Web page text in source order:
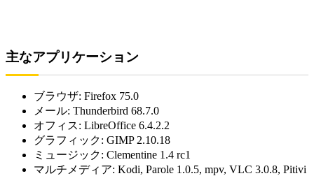
主なアプリケーション
ブラウザ: Firefox 75.0
メール: Thunderbird 68.7.0
オフィス: LibreOffice 6.4.2.2
グラフィック: GIMP 2.10.18
ミュージック: Clementine 1.4 rc1
マルチメディア: Kodi, Parole 1.0.5, mpv, VLC 3.0.8, Pitivi